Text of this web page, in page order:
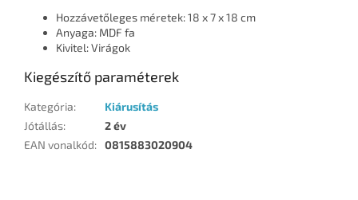
Hozzávetőleges méretek: 18 x 7 x 18 cm
Anyaga: MDF fa
Kivitel: Virágok
Kiegészítő paraméterek
Kategória:
Kiárusítás
Jótállás:
2 év
EAN vonalkód: 0815883020904